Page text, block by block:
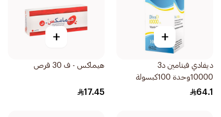
+
ديفادي فيتامين د3
10000وحدة 100كبسولة
64.1
+
هيماكس - ف 30 قرص
17.45